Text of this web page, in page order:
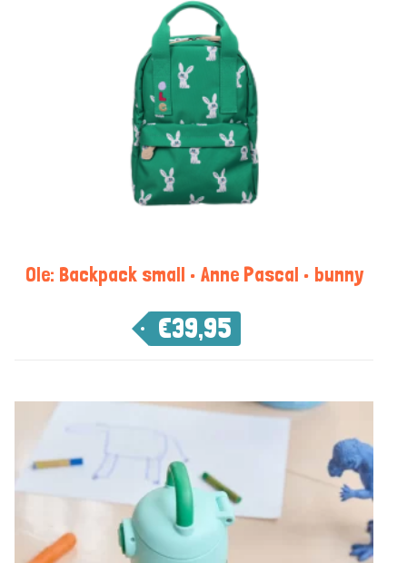
Ole: Backpack small • Anne Pascal • bunny
€39,95